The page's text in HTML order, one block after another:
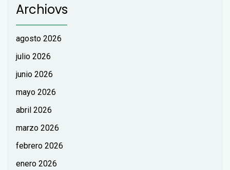
Archiovs
agosto 2026
julio 2026
junio 2026
mayo 2026
abril 2026
marzo 2026
febrero 2026
enero 2026